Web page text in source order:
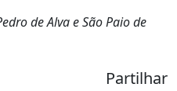
de Alva e São Paio de
Partilhar